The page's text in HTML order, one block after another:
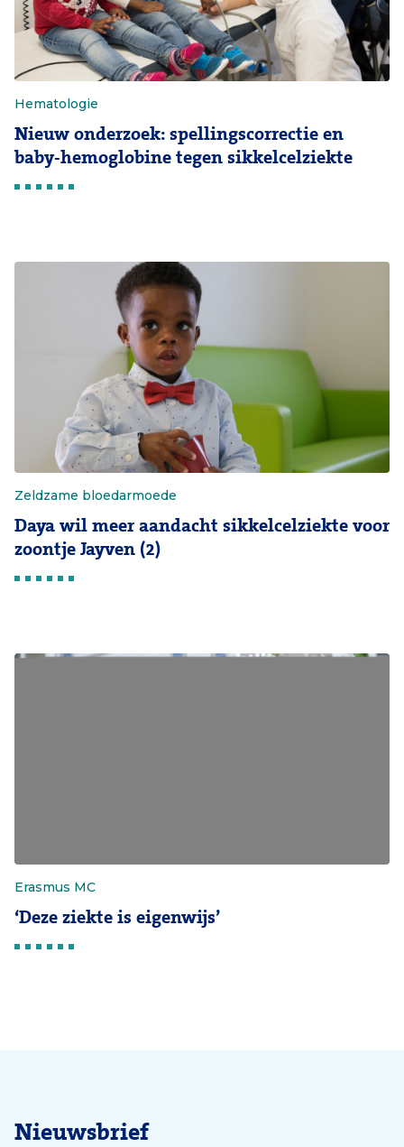
Hematologie
Nieuw onderzoek: spellingscorrectie en
baby-hemoglobine tegen sikkelcelziekte
Zeldzame bloedarmoede
Daya wil meer aandacht sikkelcelziekte voor
zoontje Jayven (2)
Erasmus MC
‘Deze ziekte is eigenwijs’
Nieuwsbrief